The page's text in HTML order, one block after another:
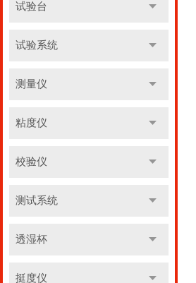
试验台
试验系统
测量仪
粘度仪
校验仪
测试系统
透湿杯
挺度仪